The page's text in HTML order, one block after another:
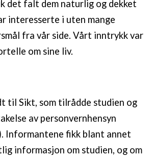
det falt dem naturlig og dekket
interesserte i uten mange
fra vår side. Vårt inntrykk var
om sine liv.
til Sikt, som tilrådde studien og
av personvernhensyn
Informantene fikk blant annet
informasjon om studien, og om